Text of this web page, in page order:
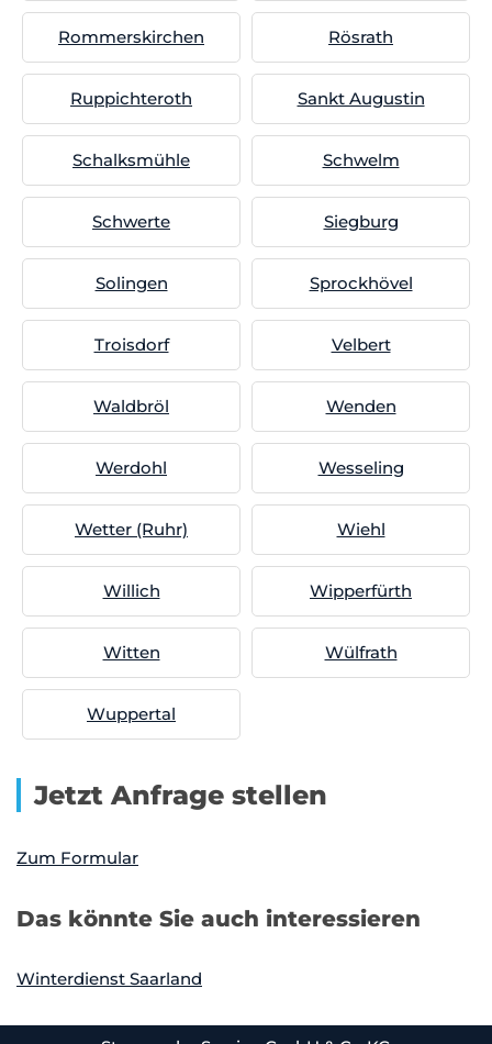
Rommerskirchen Rösrath
Ruppichteroth Sankt Augustin
Schalksmühle Schwelm
Schwerte Siegburg
Solingen Sprockhövel
Troisdorf Velbert
Waldbröl Wenden
Werdohl Wesseling
Wetter (Ruhr) Wiehl
Willich Wipperfürth
Witten Wülfrath
Wuppertal
Jetzt Anfrage stellen
Zum Formular
Das könnte Sie auch interessieren
Winterdienst Saarland